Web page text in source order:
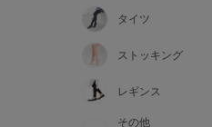
タイツ
ストッキング
レギンス
その他